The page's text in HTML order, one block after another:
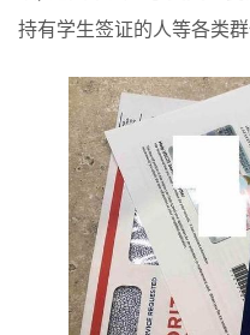
持有学生签证的人等各类群